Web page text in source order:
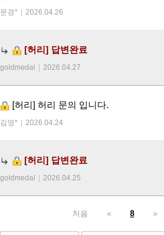
문경* 2026.04.26
[허리] 답변완료
goldmedal 2026.04.27
[허리] 허리 문의 입니다.
김영* 2026.04.24
[허리] 답변완료
goldmedal 2026.04.25
처음 « 8 »